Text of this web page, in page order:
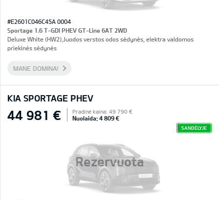
#E2601C046C45A 0004
Sportage 1.6 T-GDI PHEV GT-Line 6AT 2WD
Deluxe White (HW2),Juodos verstos odos sėdynės, elektra valdomos
priekinės sėdynės
MANE DOMINA!
KIA SPORTAGE PHEV
Rezervuota
44 981 € Pradinė kaina: 49 790 €
Nuolaida: 4 809 €
SANDĖLYJE